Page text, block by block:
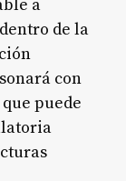
a
de la
con
puede